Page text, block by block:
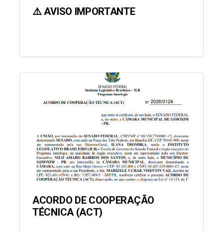
⚠️ AVISO IMPORTANTE
ACORDO DE COOPERAÇÃO
TÉCNICA (ACT)